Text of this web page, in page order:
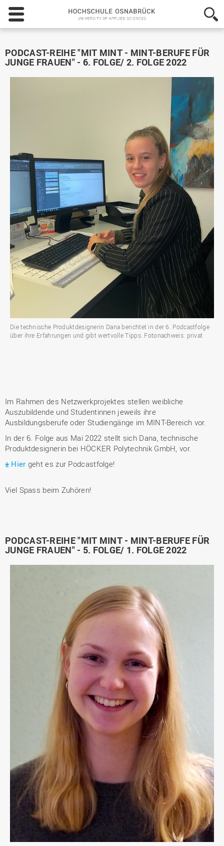
Hochschule
Osnabrück
-
of
Applied
PODCAST-REIHE "MIT MINT - MINT-BERUFE FÜR
JUNGE FRAUEN" - 6. FOLGE/ 2. FOLGE 2022
Die technische Produktdesignerin Dana berichtet in der 6. Podcastfolge
über ihre Erfahrungen und gibt wertvolle Tipps. Fotonachweis: privat
Im Rahmen des Netzwerkprojektes stellen weibliche
Auszubildende und Studentinnen jeweils ihre
Ausbildungsberufe oder Studiengänge im MINT-Bereich vor.
In der 6. Folge aus Mai 2022 stellt sich Dana, technische
Produktdesignerin bei HÖCKER Polytechnik GmbH, vor.
Hier geht es zur Podcastfolge!
Viel Spass beim Zuhören!
PODCAST-REIHE "MIT MINT - MINT-BERUFE FÜR
JUNGE FRAUEN" - 5. FOLGE/ 1. FOLGE 2022